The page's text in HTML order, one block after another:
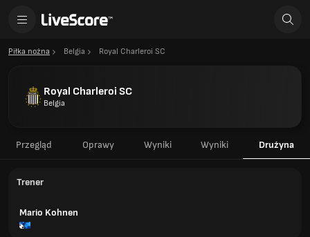
Piłka nożna Belgia Royal Charleroi SC
Royal Charleroi SC
Belgia
Przegląd Oprawy Wyniki Wyniki Drużyna
Trener
Mario Kohnen